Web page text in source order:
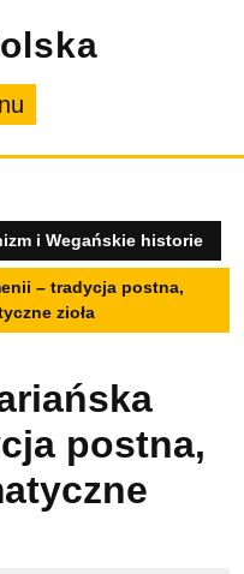
i Wegańskie historie
– tradycja postna,
zioła
postna,